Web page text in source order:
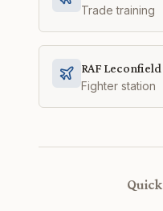
Trade training
RAF Leconfield
Fighter station